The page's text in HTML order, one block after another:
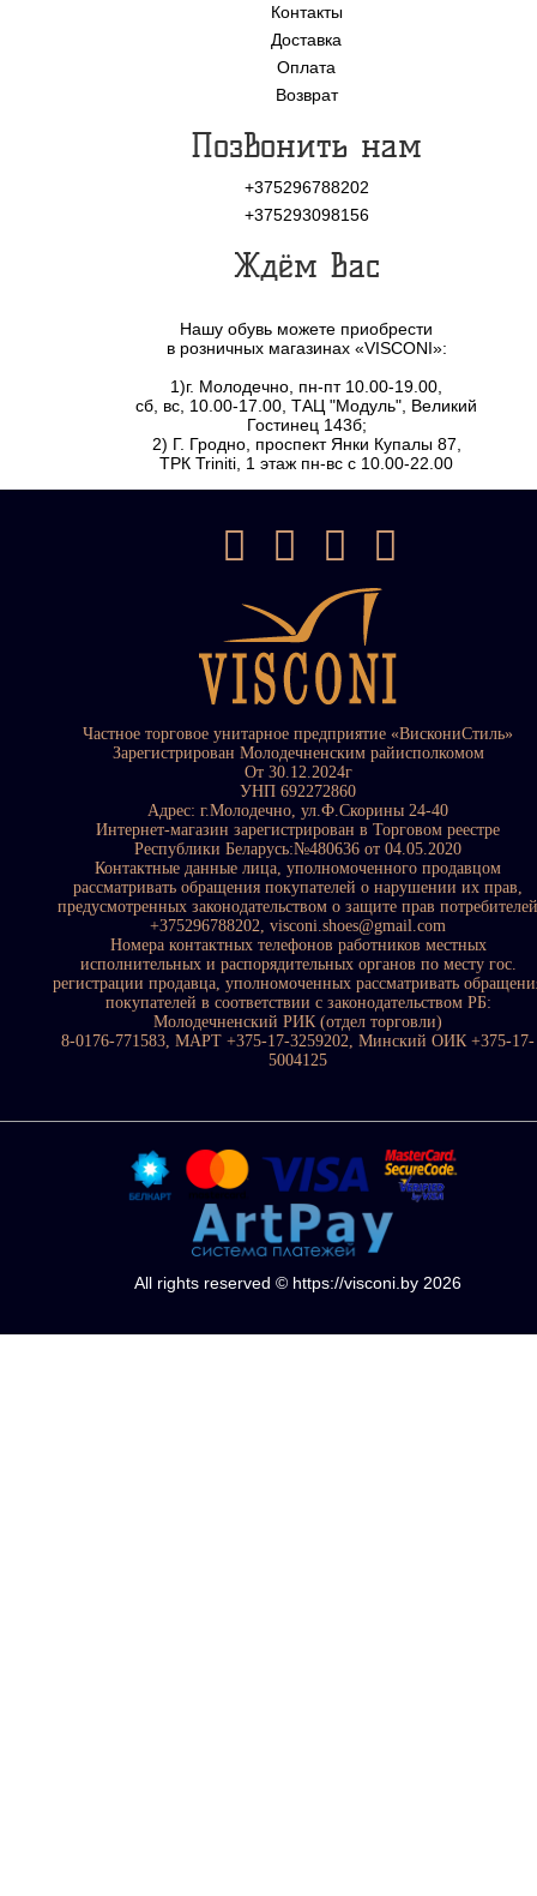
Контакты
Доставка
Оплата
Возврат
Позвонить нам
+375296788202
+375293098156
Ждём Вас
Нашу обувь можете приобрести
в розничных магазинах «VISCONI»:
1)г. Молодечно, пн-пт 10.00-19.00,
сб, вс, 10.00-17.00, ТАЦ "Модуль", Великий
Гостинец 143б;
2) Г. Гродно, проспект Янки Купалы 87,
ТРК Triniti, 1 этаж пн-вс с 10.00-22.00
Частное торговое унитарное предприятие «ВискониСтиль»
Зарегистрирован Молодечненским райисполкомом
От 30.12.2024г
УНП 692272860
Адрес: г.Молодечно, ул.Ф.Скорины 24-40
Интернет-магазин зарегистрирован в Торговом реестре
Республики Беларусь:№480636 от 04.05.2020
Контактные данные лица, уполномоченного продавцом
рассматривать обращения покупателей о нарушении их прав,
предусмотренных законодательством о защите прав потребителей
+375296788202, visconi.shoes@gmail.com
Номера контактных телефонов работников местных
исполнительных и распорядительных органов по месту гос.
регистрации продавца, уполномоченных рассматривать
покупателей в соответствии с законодательством РБ:
Молодечненский РИК (отдел торговли)
8-0176-771583, МАРТ +375-17-3259202, Минский ОИК +375-17-
5004125
All rights reserved © https://visconi.by 2026